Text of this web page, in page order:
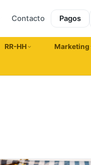
Contacto Pagos
RR-HH Marketing